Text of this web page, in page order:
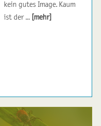
kein gutes Image. Kaum
ist der ... [mehr]